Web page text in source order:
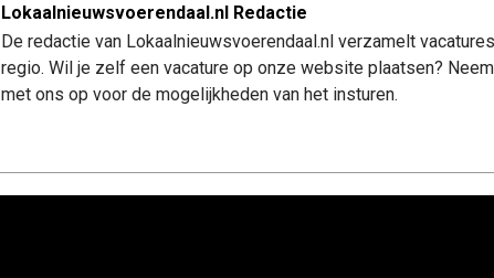
Lokaalnieuwsvoerendaal.nl Redactie
De redactie van Lokaalnieuwsvoerendaal.nl verzamelt
regio. Wil je zelf een vacature op onze website plaatsen?
met ons op voor de mogelijkheden van het insturen.